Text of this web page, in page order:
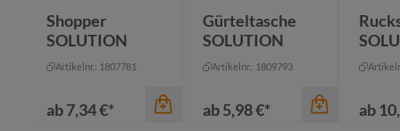
Shopper
SOLUTION
Artikelnr.: 1807781
ab7,34 €*
Gürteltasche
SOLUTION
Artikelnr.: 1809793
ab5,98 €* ab